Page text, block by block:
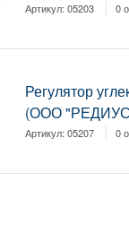
Артикул:05203 0
Регулятор
(ООО "РЕДИУС
Артикул:05207 0